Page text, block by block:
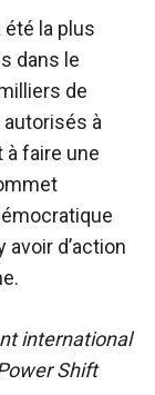
la plus
dans le
de
à
à faire une
avoir d’action
international
Shift